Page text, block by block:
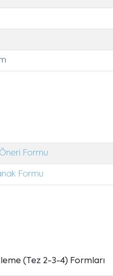
Formu
Formu
(Tez 2-3-4) Formları